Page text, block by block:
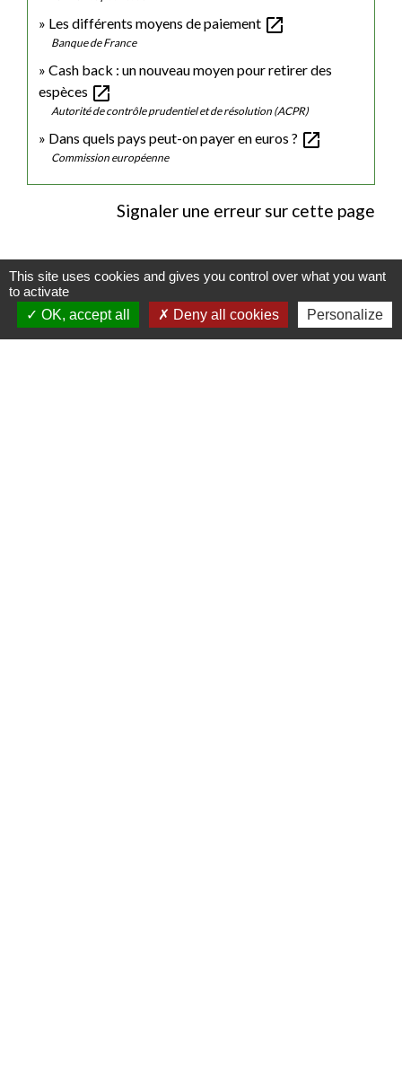
Les différents moyens de paiement open_in_new
Banque de France
Cash back : un nouveau moyen pour retirer des
espèces open_in_new
Autorité de contrôle prudentiel et de résolution (ACPR)
Dans quels pays peut-on payer en euros ? open_in_new
Commission européenne
Signaler une erreur sur cette page
Contacts
This site uses cookies and gives you control over what you want
to activate
OK, accept all
Deny all cookies Personalize